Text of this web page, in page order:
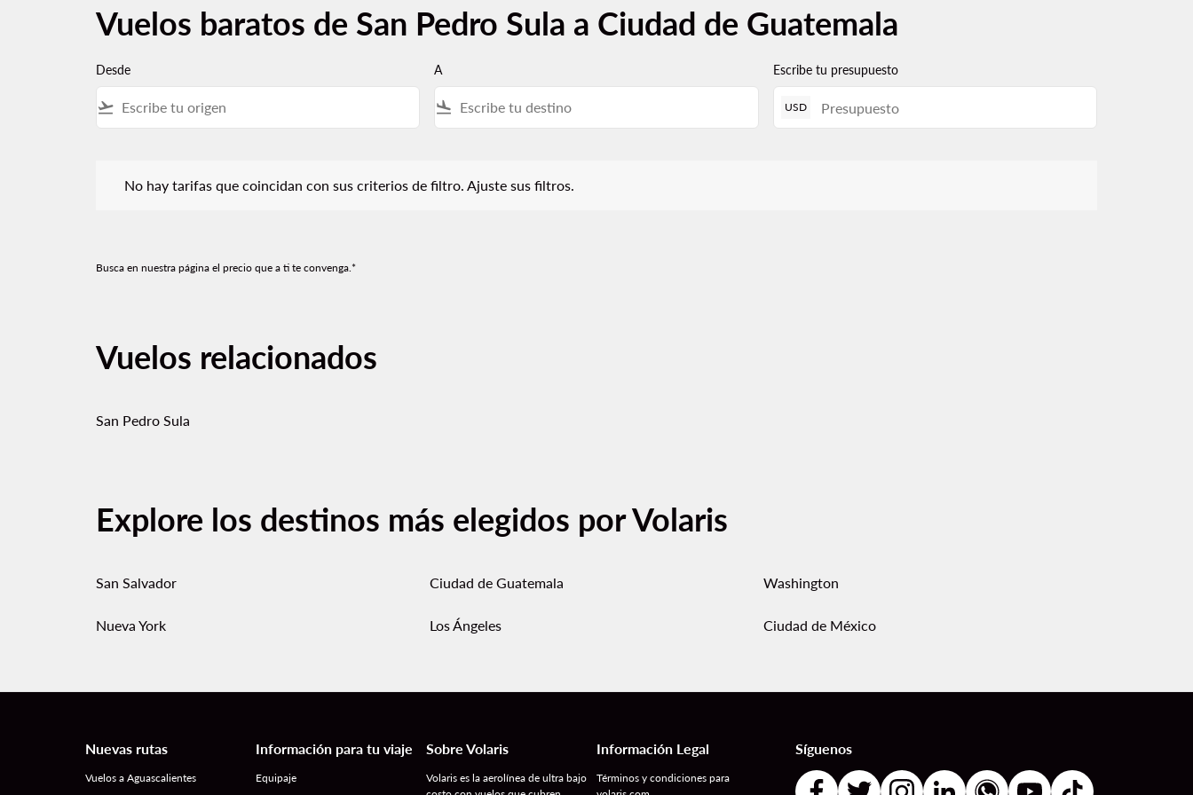
Vuelos baratos de San Pedro Sula a Ciudad de Guatemala
Desde
flight_takeoff
A
flight_land
Escribe tu presupuesto
USD
No hay tarifas que coincidan con sus criterios de filtro. Ajuste sus filtros.
Busca en nuestra página el precio que a ti te convenga.*
Vuelos relacionados
San Pedro Sula
Explore los destinos más elegidos por Volaris
San Salvador Ciudad de Guatemala Washington
Nueva York Los Ángeles Ciudad de México
Nuevas rutas
Vuelos a Aguascalientes
Información para tu viaje
Equipaje
Sobre Volaris
Volaris es la aerolínea de ultra bajo
Información Legal
Términos y condiciones para
Síguenos